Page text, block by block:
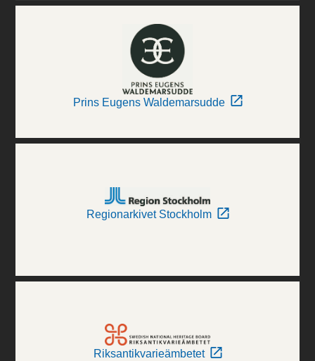
Prins Eugens Waldemarsudde
Regionarkivet Stockholm
Riksantikvarieämbetet